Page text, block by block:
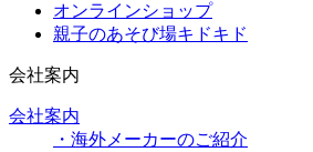
オンラインショップ
親子のあそび場キドキド
会社案内
会社案内
・海外メーカーのご紹介